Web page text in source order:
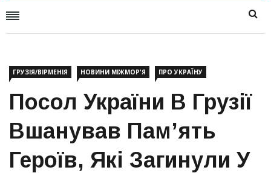
ГРУЗІЯ/ВІРМЕНІЯ НОВИНИ МІЖМОР'Я ПРО УКРАЇНУ
Посол України В Грузії
Вшанував Пам’ять
Героїв, Які Загинули У